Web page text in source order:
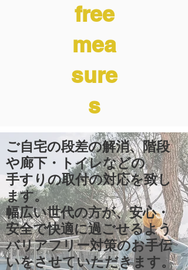
free
mea
sure
s
ご自宅の段差の解消、階段
や廊下・トイレなどの
手すりの取付の対応を致し
ます。
幅広い世代の方が、安心・
安全で快適に過ごせるよう
バリアフリー対策のお手伝
いをさせていただきます。